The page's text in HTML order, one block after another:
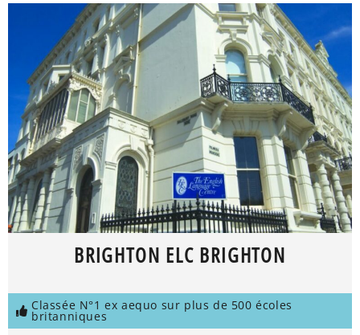
BRIGHTON ELC BRIGHTON
Classée N°1 ex aequo sur plus de 500 écoles
britanniques